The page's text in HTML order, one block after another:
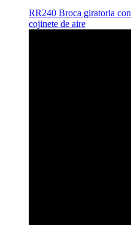
RR240 Broca giratoria con
cojinete de aire